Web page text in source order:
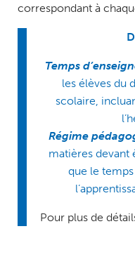
correspondant à
Temps
les élèves du
scolaire,
Régime
matières devant
que le
Pour plus de